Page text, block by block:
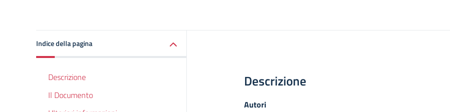
Indice della pagina
Descrizione
Il Documento
Descrizione
Autori